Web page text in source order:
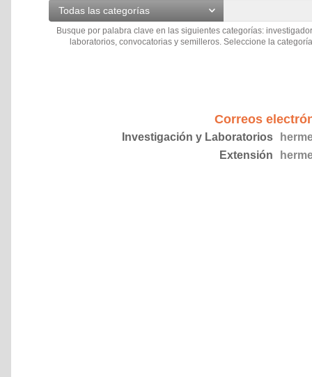
Todas las categorías
Busque por palabra clave en las siguientes categorías:
laboratorios, convocatorias y semilleros. Seleccione la
Correos
Investigación y Laboratorios
Extensión